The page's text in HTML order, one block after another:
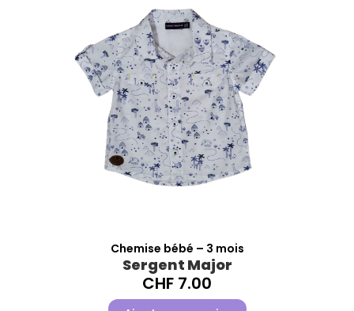
Chemise bébé – 3 mois
Sergent Major
CHF 7.00